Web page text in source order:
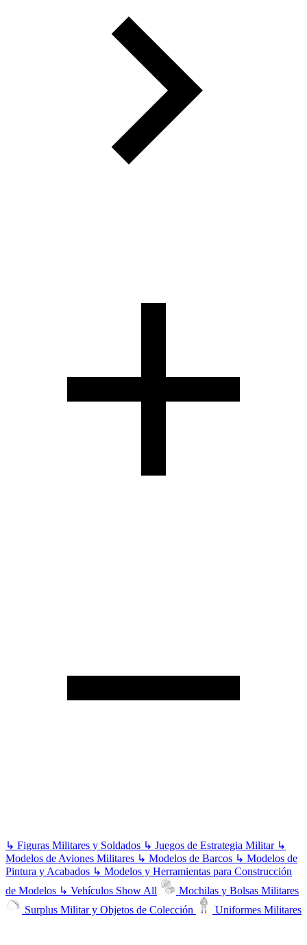
↳ Figuras Militares y Soldados ↳ Juegos de Estrategia Militar ↳
Modelos de Aviones Militares ↳ Modelos de Barcos ↳ Modelos de
Pintura y Acabados ↳ Modelos y Herramientas para Construcción
de Modelos ↳ Vehículos Show All
Mochilas y Bolsas Militares
Surplus Militar y Objetos de Colección
Uniformes Militares